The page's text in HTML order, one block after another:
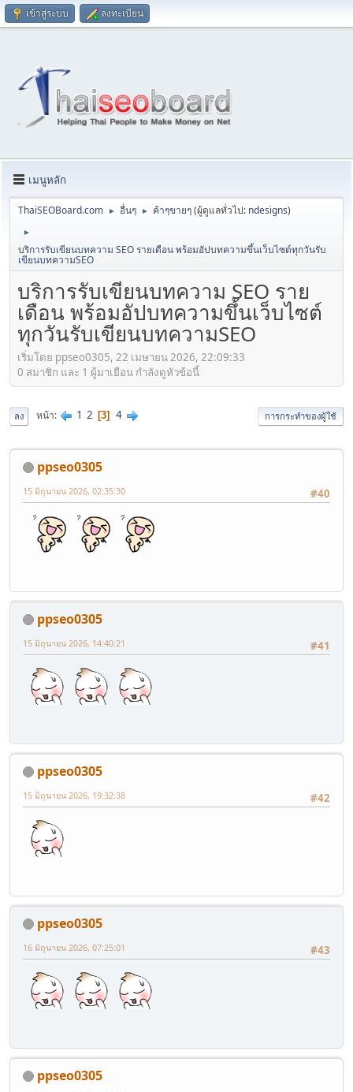
เข้าสู่ระบบ ลงทะเบียน
เมนูหลัก
ThaiSEOBoard.com ► อื่นๆ ► ค้าๆขายๆ(ผู้ดูแลทั่วไป: ndesigns)
►
บริการรับเขียนบทความ SEO รายเดือน พร้อมอัปบทความขึ้นเว็บไซต์ทุกวันรับ
เขียนบทความSEO
บริการรับเขียนบทความ SEO ราย
เดือน พร้อมอัปบทความขึ้นเว็บไซต์
ทุกวันรับเขียนบทความSEO
เริ่มโดย ppseo0305, 22 เมษายน 2026, 22:09:33
0 สมาชิก และ 1 ผู้มาเยือน กำลังดูหัวข้อนี้
ลง หน้า 1 2 3 4 การกระทำของผู้ใช้
ppseo0305
#40
15 มิถุนายน 2026, 02:35:30
ppseo0305
#41
15 มิถุนายน 2026, 14:40:21
ppseo0305
#42
15 มิถุนายน 2026, 19:32:38
ppseo0305
#43
16 มิถุนายน 2026, 07:25:01
ppseo0305